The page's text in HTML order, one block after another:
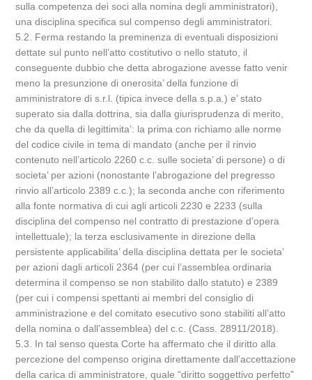
sulla competenza dei soci alla nomina degli amministratori),
una disciplina specifica sul compenso degli amministratori.
5.2. Ferma restando la preminenza di eventuali disposizioni
dettate sul punto nell’atto costitutivo o nello statuto, il
conseguente dubbio che detta abrogazione avesse fatto venir
meno la presunzione di onerosita’ della funzione di
amministratore di s.r.l. (tipica invece della s.p.a.) e’ stato
superato sia dalla dottrina, sia dalla giurisprudenza di merito,
che da quella di legittimita’: la prima con richiamo alle norme
del codice civile in tema di mandato (anche per il rinvio
contenuto nell’articolo 2260 c.c. sulle societa’ di persone) o di
societa’ per azioni (nonostante l’abrogazione del pregresso
rinvio all’articolo 2389 c.c.); la seconda anche con riferimento
alla fonte normativa di cui agli articoli 2230 e 2233 (sulla
disciplina del compenso nel contratto di prestazione d’opera
intellettuale); la terza esclusivamente in direzione della
persistente applicabilita’ della disciplina dettata per le societa’
per azioni dagli articoli 2364 (per cui l’assemblea ordinaria
determina il compenso se non stabilito dallo statuto) e 2389
(per cui i compensi spettanti ai membri del consiglio di
amministrazione e del comitato esecutivo sono stabiliti all’atto
della nomina o dall’assemblea) del c.c. (Cass. 28911/2018).
5.3. In tal senso questa Corte ha affermato che il diritto alla
percezione del compenso origina direttamente dall’accettazione
della carica di amministratore, quale “diritto soggettivo perfetto”